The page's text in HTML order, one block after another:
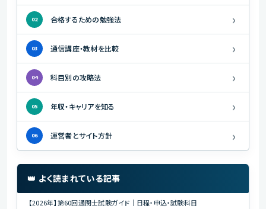
👑 よく読まれている記事
【2026年】第60回通関士試験ガイド｜日程・申込・試験科目
02 合格するための勉強法 ›
03 通信講座・教材を比較 ›
04 科目別の攻略法 ›
05 年収・キャリアを知る ›
06 運営者とサイト方針 ›